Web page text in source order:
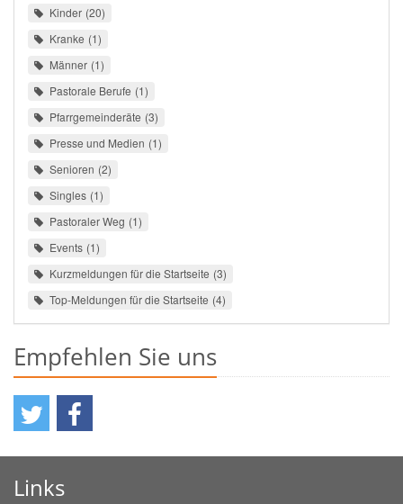
Kinder 20
Kranke 1
Männer 1
Pastorale Berufe 1
Pfarrgemeinderäte 3
Presse und Medien 1
Senioren 2
Singles 1
Pastoraler Weg 1
Events 1
Kurzmeldungen für die Startseite 3
Top-Meldungen für die Startseite 4
Empfehlen Sie uns
Links